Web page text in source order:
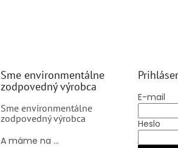
Sme environmentálne
zodpovedný výrobca
Sme environmentálne
zodpovedný výrobca
A máme na ...
E-mail
Heslo